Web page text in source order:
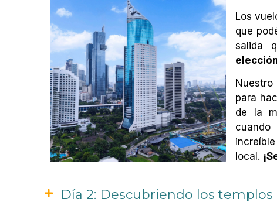
Los
que
salida
para
de la
local.
Día 2: Descubriendo los templos